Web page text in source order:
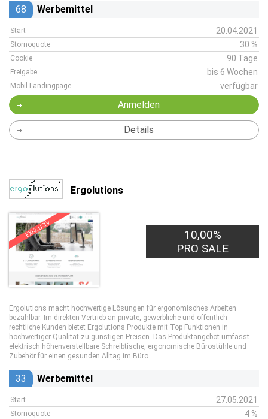
68 Werbemittel
Start 20.04.2021
Stornoquote 30 %
Cookie 90 Tage
Freigabe bis 6 Wochen
Mobil-Landingpage verfügbar
Anmelden
Details
Ergolutions
EXKLUSIV
10,00%
PRO SALE
Ergolutions macht hochwertige Lösungen für ergonomisches Arbeiten
bezahlbar. Im direkten Vertrieb an private, gewerbliche und öffentlich-
rechtliche Kunden bietet Ergolutions Produkte mit Top Funktionen in
hochwertiger Qualität zu günstigen Preisen. Das Produktangebot umfasst
elektrisch höhenverstellbare Schreibtische, ergonomische Bürostühle und
Zubehör für einen gesunden Alltag im Büro.
33 Werbemittel
Start 27.05.2021
Stornoquote 4 %